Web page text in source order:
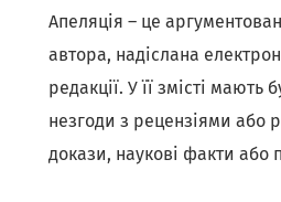
Апеляція – це
автора, надіслана
редакції. У її змісті мають
незгоди з рецензіями або
докази, наукові факти або